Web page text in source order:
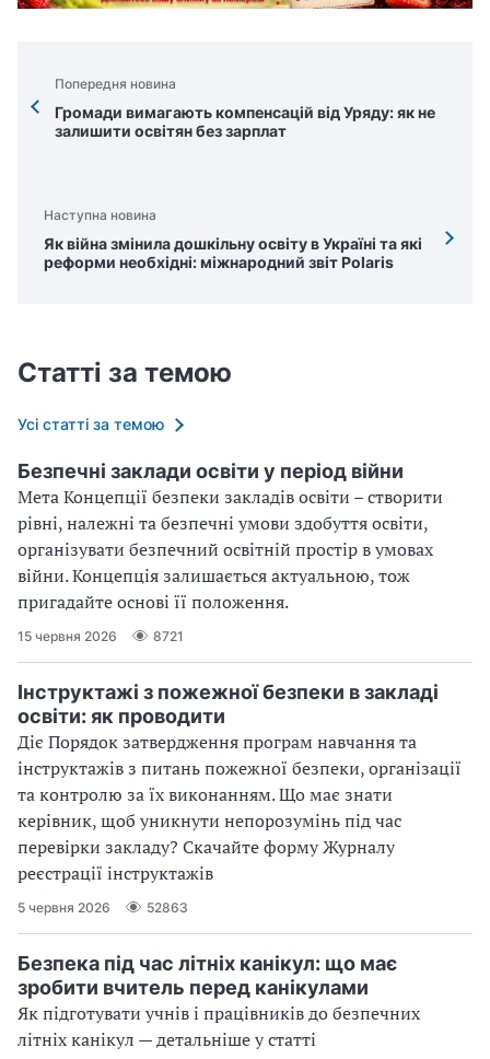
Попередня новина
Громади вимагають компенсацій від Уряду: як не
залишити освітян без зарплат
Наступна новина
Як війна змінила дошкільну освіту в Україні та які
реформи необхідні: міжнародний звіт Polaris
Статті за темою
Усі статті за темою
Безпечні заклади освіти у період війни
Мета Концепції безпеки закладів освіти – створити
рівні, належні та безпечні умови здобуття освіти,
організувати безпечний освітній простір в умовах
війни. Концепція залишається актуальною, тож
пригадайте основі її положення.
15 червня 2026 8721
Інструктажі з пожежної безпеки в закладі
освіти: як проводити
Діє Порядок затвердження програм навчання та
інструктажів з питань пожежної безпеки, організації
та контролю за їх виконанням. Що має знати
керівник, щоб уникнути непорозумінь під час
перевірки закладу? Скачайте форму Журналу
реєстрації інструктажів
5 червня 2026 52863
Безпека під час літніх канікул: що має
зробити вчитель перед канікулами
Як підготувати учнів і працівників до безпечних
літніх канікул — детальніше у статті